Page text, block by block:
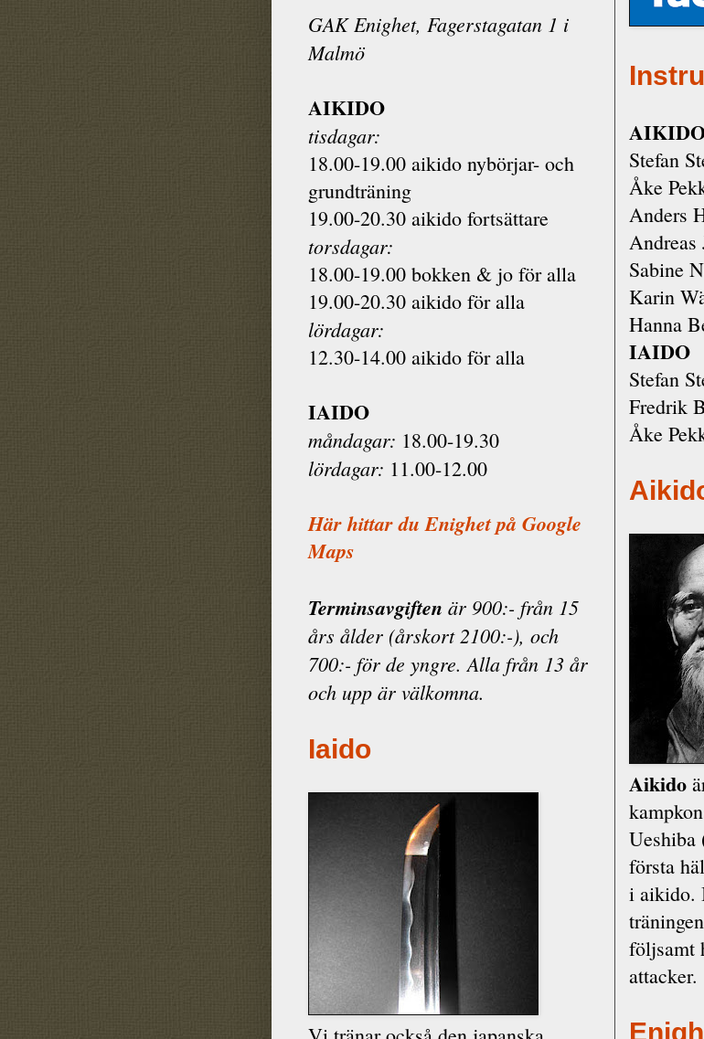
GAK Enighet, Fagerstagatan 1 i
Malmö
AIKIDO
tisdagar:
18.00-19.00 aikido nybörjar- och
grundträning
19.00-20.30 aikido fortsättare
torsdagar:
18.00-19.00 bokken & jo för alla
19.00-20.30 aikido för alla
lördagar:
12.30-14.00 aikido för alla
IAIDO
måndagar: 18.00-19.30
lördagar: 11.00-12.00
Här hittar du Enighet på Google
Maps
Terminsavgiften är 900:- från 15
års ålder (årskort 2100:-), och
700:- för de yngre. Alla från 13 år
och upp är välkomna.
Iaido
Stefan
Åke
Anders
Andreas
Sabine
Karin
Hanna
IAIDO
Stefan
Fredrik
Åke
Aikido
Ueshiba
första
i aikido.
följsamt
attacker.